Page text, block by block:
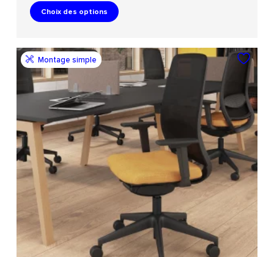
Choix des options
Montage simple